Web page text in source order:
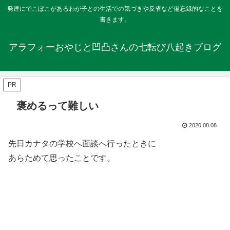
発達にでこぼこがあるわが子との生活での気づきや反省など備忘録的なことを
書きます。
アラフォーおやじと凹凸さんの七転び八起きブログ
PR
褒めるって難しい
2020.08.08
先日カナタの学校へ面談へ行ったときに
あらためて思ったことです。